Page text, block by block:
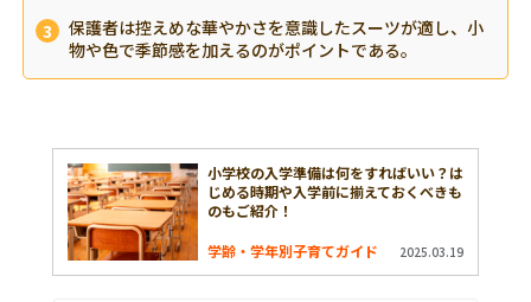
保護者は控えめな華やかさを意識したスーツが適し、小
物や色で季節感を加えるのがポイントである。
小学校の入学準備は何をすればいい？は
じめる時期や入学前に揃えておくべきも
のもご紹介！
学齢・学年別子育てガイド 2025.03.19